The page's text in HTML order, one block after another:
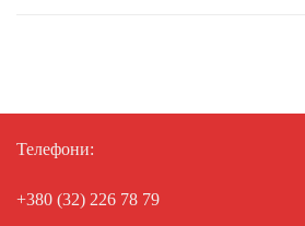
Телефони:
+380 (32) 226 78 79